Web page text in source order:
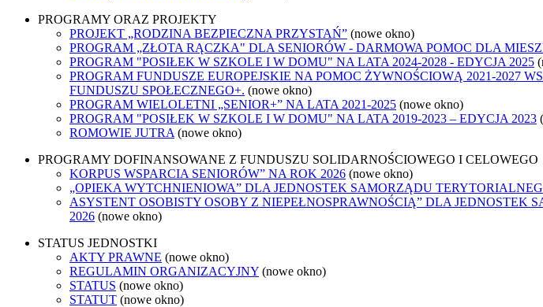
PROGRAMY ORAZ PROJEKTY
PROJEKT „RODZINA BEZPIECZNA PRZYSTAŃ” (nowe okno)
PROGRAM „ZŁOTA RĄCZKA" DLA SENIORÓW - DARMOWA POMOC DLA
PROGRAM "POSIŁEK W SZKOLE I W DOMU" NA LATA 2024-2028 - EDYCJA 2025
PROGRAM FUNDUSZE EUROPEJSKIE NA POMOC ŻYWNOŚCIOWĄ 2021-2027
FUNDUSZU SPOŁECZNEGO+. (nowe okno)
PROGRAM WIELOLETNI „SENIOR+” NA LATA 2021-2025 (nowe okno)
PROGRAM "POSIŁEK W SZKOLE I W DOMU" NA LATA 2019-2023 – EDYCJA 2023
ROMOWIE JUTRA (nowe okno)
PROGRAMY DOFINANSOWANE Z FUNDUSZU SOLIDARNOŚCIOWEGO I CELOWEGO
KORPUS WSPARCIA SENIORÓW” NA ROK 2026 (nowe okno)
„OPIEKA WYTCHNIENIOWA” DLA JEDNOSTEK SAMORZĄDU
ASYSTENT OSOBISTY OSOBY Z NIEPEŁNOSPRAWNOŚCIĄ” DLA JEDNOSTEK
2026 (nowe okno)
STATUS JEDNOSTKI
AKTY PRAWNE (nowe okno)
REGULAMIN ORGANIZACYJNY (nowe okno)
STATUS (nowe okno)
STATUT (nowe okno)